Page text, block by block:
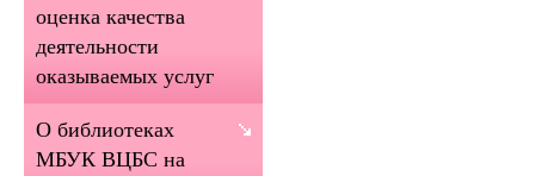
оценка качества
деятельности
оказываемых услуг
О библиотеках
МБУК ВЦБС на